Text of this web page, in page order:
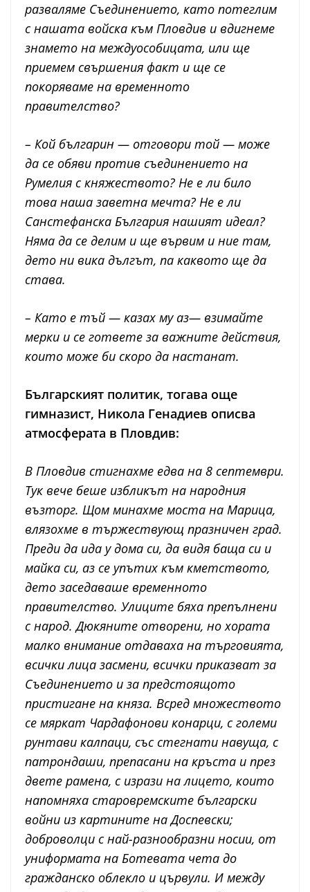
разваляме Съединението, като потеглим
с нашата войска към Пловдив и вдигнеме
знамето на междуособицата, или ще
приемем свършения факт и ще се
покоряваме на временното
правителство?
– Кой българин — отговори той — може
да се обяви против съединението на
Румелия с княжеството? Не е ли било
това наша заветна мечта? Не е ли
Санстефанска България нашият идеал?
Няма да се делим и ще вървим и ние там,
дето ни вика дългът, па каквото ще да
става.
– Като е тъй — казах му аз— взимайте
мерки и се гответе за важните действия,
които може би скоро да настанат.
Българският политик, тогава още
гимназист, Никола Генадиев описва
атмосферата в Пловдив:
В Пловдив стигнахме едва на 8 септември.
Тук вече беше избликът на народния
възторг. Щом минахме моста на Марица,
влязохме в тържествующ празничен град.
Преди да ида у дома си, да видя баща си и
майка си, аз се упътих към кметството,
дето заседаваше временното
правителство. Улиците бяха препълнени
с народ. Дюкяните отворени, но хората
малко внимание отдаваха на търговията,
всички лица засмени, всички приказват за
Съединението и за предстоящото
пристигане на княза. Всред множеството
се мяркат Чардафонови конарци, с големи
рунтави калпаци, със стегнати навуща, с
патрондаши, препасани на кръста и през
двете рамена, с изрази на лицето, които
напомняха старовремските български
войни из картините на Доспевски;
доброволци с най-разнообразни носии, от
униформата на Ботевата чета до
гражданско облекло и цървули. И между